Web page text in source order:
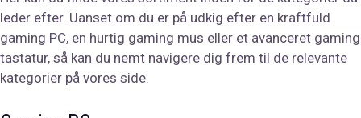
leder efter. Uanset om du er på udkig efter en kraftfuld
gaming PC, en hurtig gaming mus eller et avanceret gaming
tastatur, så kan du nemt navigere dig frem til de relevante
kategorier på vores side.